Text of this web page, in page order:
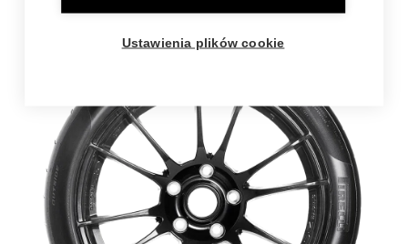
Ustawienia plików cookie